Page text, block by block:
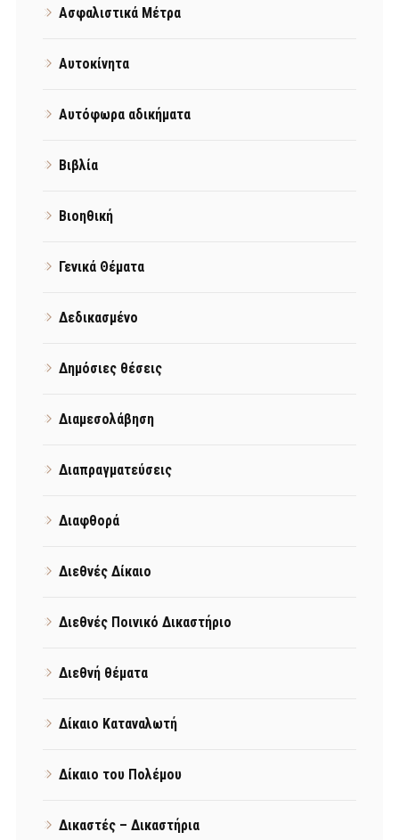
Ασφαλιστικά Μέτρα
Αυτοκίνητα
Αυτόφωρα αδικήματα
Βιβλία
Βιοηθική
Γενικά Θέματα
Δεδικασμένο
Δημόσιες θέσεις
Διαμεσολάβηση
Διαπραγματεύσεις
Διαφθορά
Διεθνές Δίκαιο
Διεθνές Ποινικό Δικαστήριο
Διεθνή θέματα
Δίκαιο Καταναλωτή
Δίκαιο του Πολέμου
Δικαστές – Δικαστήρια